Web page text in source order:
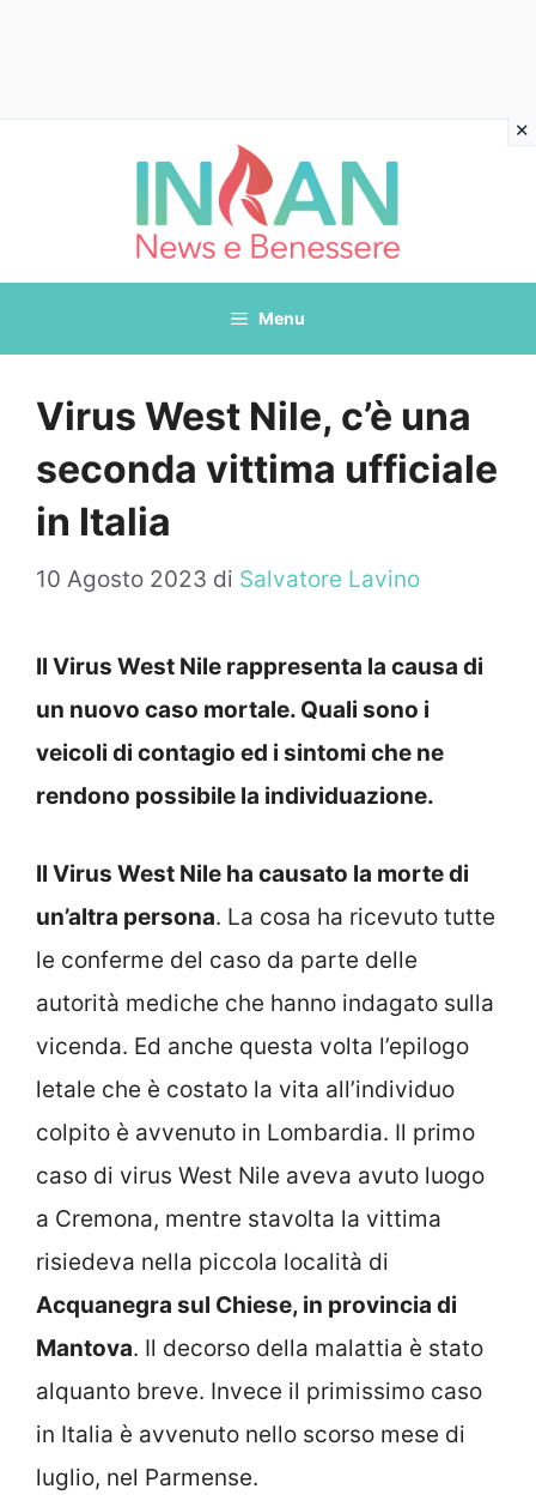
Menu
Virus West Nile, c’è una
seconda vittima ufficiale
in Italia
10 Agosto 2023 di Salvatore Lavino
Il Virus West Nile rappresenta la causa di
un nuovo caso mortale. Quali sono i
veicoli di contagio ed i sintomi che ne
rendono possibile la individuazione.
Il Virus West Nile ha causato la morte di
un’altra persona. La cosa ha ricevuto tutte
le conferme del caso da parte delle
autorità mediche che hanno indagato sulla
vicenda. Ed anche questa volta l’epilogo
letale che è costato la vita all’individuo
colpito è avvenuto in Lombardia. Il primo
caso di virus West Nile aveva avuto luogo
a Cremona, mentre stavolta la vittima
risiedeva nella piccola località di
Acquanegra sul Chiese, in provincia di
Mantova. Il decorso della malattia è stato
alquanto breve. Invece il primissimo caso
in Italia è avvenuto nello scorso mese di
luglio, nel Parmense.